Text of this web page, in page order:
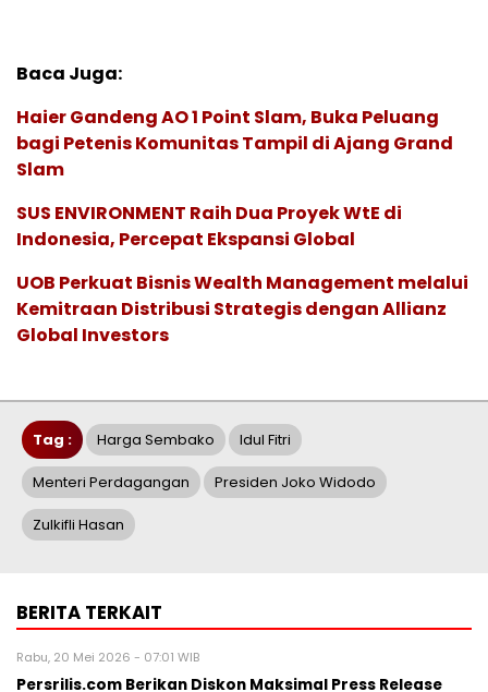
Baca Juga:
Haier Gandeng AO 1 Point Slam, Buka Peluang
bagi Petenis Komunitas Tampil di Ajang Grand
Slam
SUS ENVIRONMENT Raih Dua Proyek WtE di
Indonesia, Percepat Ekspansi Global
UOB Perkuat Bisnis Wealth Management melalui
Kemitraan Distribusi Strategis dengan Allianz
Global Investors
Tag : Harga Sembako Idul Fitri
Menteri Perdagangan Presiden Joko Widodo
Zulkifli Hasan
BERITA TERKAIT
Rabu, 20 Mei 2026 - 07:01 WIB
Persrilis.com Berikan Diskon Maksimal Press Release